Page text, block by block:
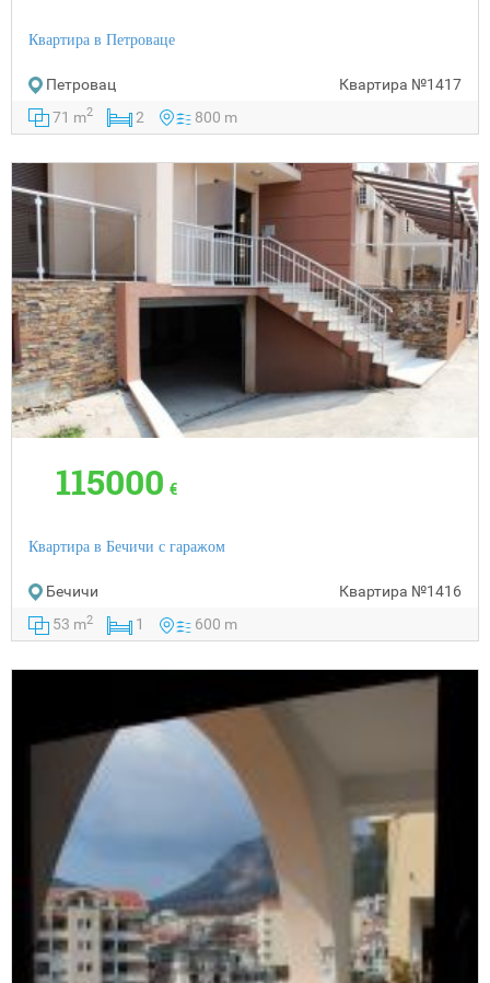
Квартира в Петроваце
Петровац Квартира №1417
71 m2 2 800 m
115000 €
Квартира в Бечичи с гаражом
Бечичи Квартира №1416
53 m2 1 600 m